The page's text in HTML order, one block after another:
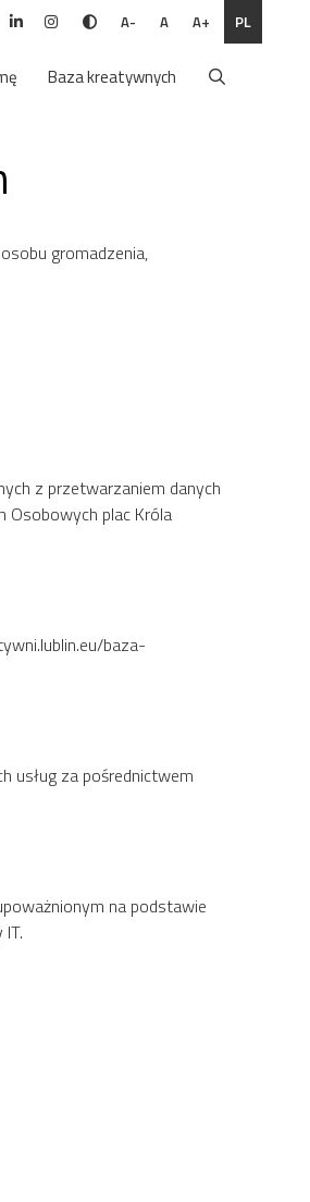
A- A A+ PL
Baza kreatywnych
gromadzenia,
z przetwarzaniem danych
Osobowych plac Króla
baza-
usług za pośrednictwem
na podstawie